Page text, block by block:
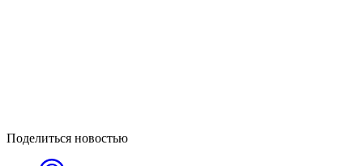
Поделиться новостью